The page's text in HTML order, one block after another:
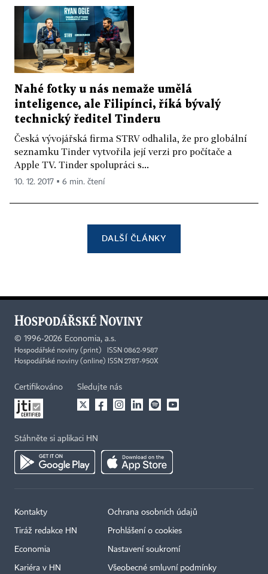
Nahé fotky u nás nemaže umělá
inteligence, ale Filipínci, říká bývalý
technický ředitel Tinderu
Česká vývojářská firma STRV odhalila, že pro globální
seznamku Tinder vytvořila její verzi pro počítače a
Apple TV. Tinder spolupráci s...
10. 12. 2017 ▪ 6 min. čtení
DALŠÍ ČLÁNKY
© 1996-2026 Economia, a.s.
Hospodářské noviny (print) ISSN 0862-9587
Hospodářské noviny (online) ISSN 2787-950X
Certifikováno Sledujte nás
Stáhněte si aplikaci HN
Kontakty
Tiráž redakce HN
Economia
Kariéra v HN
Ochrana osobních údajů
Prohlášení o cookies
Nastavení soukromí
Všeobecné smluvní podmínky